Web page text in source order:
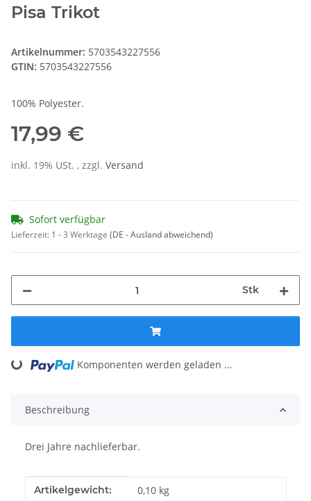
Pisa Trikot
Artikelnummer: 5703543227556
GTIN: 5703543227556
100% Polyester.
17,99 €
inkl. 19% USt. , zzgl. Versand
Sofort verfügbar
Lieferzeit: 1 - 3 Werktage (DE - Ausland abweichend)
Stk
Loading... Komponenten werden geladen ...
Beschreibung
Drei Jahre nachlieferbar.
Produkteigenschaft
Wert
Artikelgewicht: 0,10 kg